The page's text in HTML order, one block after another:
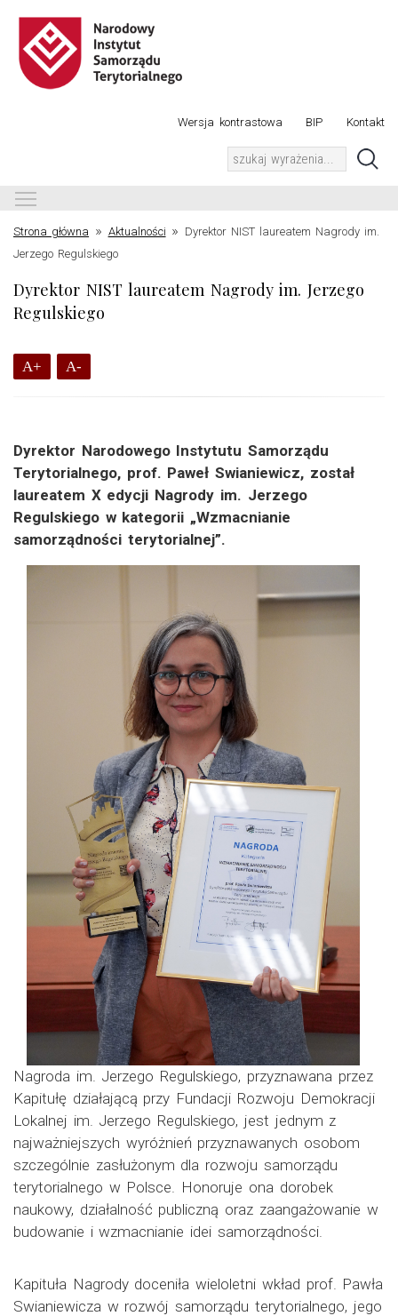
Wersja kontrastowa BIP Kontakt
Strona główna » Aktualności » Dyrektor NIST laureatem Nagrody im.
Jerzego Regulskiego
Dyrektor NIST laureatem Nagrody im. Jerzego
Regulskiego
A+ A-
Dyrektor Narodowego Instytutu Samorządu
Terytorialnego, prof. Paweł Swianiewicz, został
laureatem X edycji Nagrody im. Jerzego
Regulskiego w kategorii „Wzmacnianie
samorządności terytorialnej”.
Nagroda im. Jerzego Regulskiego, przyznawana przez
Kapitułę działającą przy Fundacji Rozwoju Demokracji
Lokalnej im. Jerzego Regulskiego, jest jednym z
najważniejszych wyróżnień przyznawanych osobom
szczególnie zasłużonym dla rozwoju samorządu
terytorialnego w Polsce. Honoruje ona dorobek
naukowy, działalność publiczną oraz zaangażowanie w
budowanie i wzmacnianie idei samorządności.
Kapituła Nagrody doceniła wieloletni wkład prof. Pawła
Swianiewicza w rozwój samorządu terytorialnego, jego